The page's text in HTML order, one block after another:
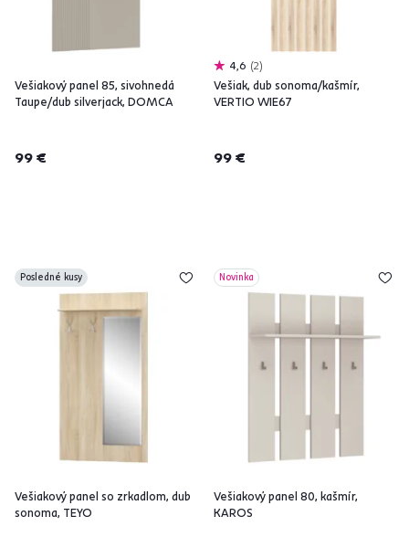
Vešiakový panel 85, sivohnedá
Taupe/dub silverjack, DOMCA
99 €
4,6 2
Vešiak, dub sonoma/kašmír,
VERTIO WIE67
99 €
Posledné kusy
Vešiakový panel so zrkadlom, dub
sonoma, TEYO
Novinka
Vešiakový panel 80, kašmír,
KAROS